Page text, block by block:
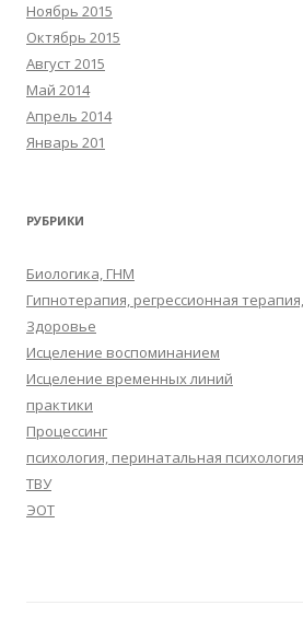
Ноябрь 2015
Октябрь 2015
Август 2015
Май 2014
Апрель 2014
Январь 201
РУБРИКИ
Биологика, ГНМ
Гипнотерапия, регрессионная
Здоровье
Исцеление воспоминанием
Исцеление временных линий
практики
Процессинг
психология, перинатальная психология
ТВУ
ЭОТ